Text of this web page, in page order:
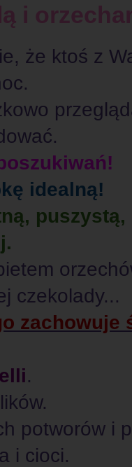
i
że ktoś z
idealną!
czekolady...
.
potworów i
i cioci.